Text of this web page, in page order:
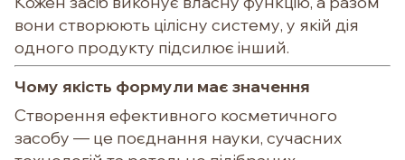
вони створюють цілісну систему, у якій дія
одного продукту підсилює інший.
Чому якість формули має значення
Створення ефективного косметичного
засобу — це поєднання науки, сучасних